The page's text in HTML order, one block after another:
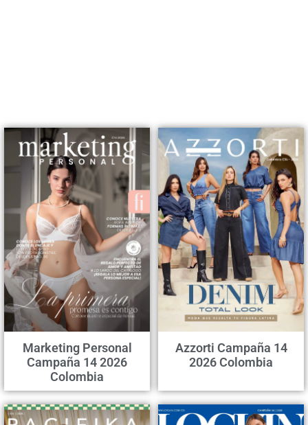
Marketing Personal
Campaña 14 2026
Colombia
Azzorti Campaña 14
2026 Colombia